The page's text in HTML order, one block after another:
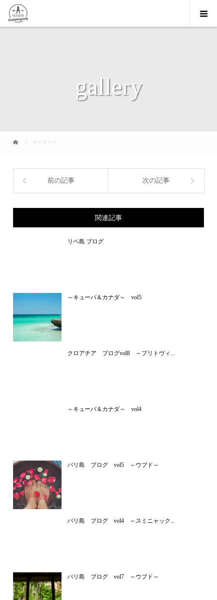
gallery
ギャラリー
前の記事 次の記事
関連記事
リペ島 ブログ
～キューバ＆カナダ～ vol5
クロアチア ブログvol8 ～プリトヴィ...
～キューバ＆カナダ～ vol4
バリ島 ブログ vol5 ～ウブド～
バリ島 ブログ vol4 ～スミニャック...
バリ島 ブログ vol7 ～ウブド～